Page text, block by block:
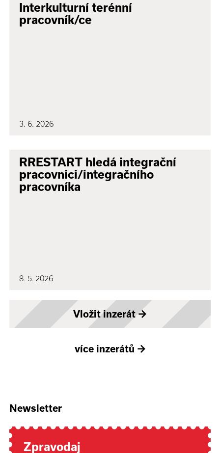
Interkulturní terénní
pracovník/ce
3. 6. 2026
RRESTART hledá integrační
pracovnici/integračního
pracovníka
8. 5. 2026
Vložit inzerát→
více inzerátů →
Newsletter
Zpravodaj